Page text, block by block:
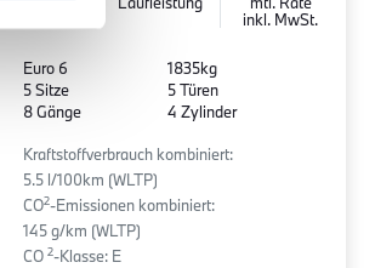
inkl. MwSt.
Euro 6
5 Sitze
8 Gänge
1835kg
5 Türen
4 Zylinder
Kraftstoffverbrauch kombiniert:
5.5 l/100km (WLTP)
CO2-Emissionen kombiniert:
145 g/km (WLTP)
CO 2-Klasse: E